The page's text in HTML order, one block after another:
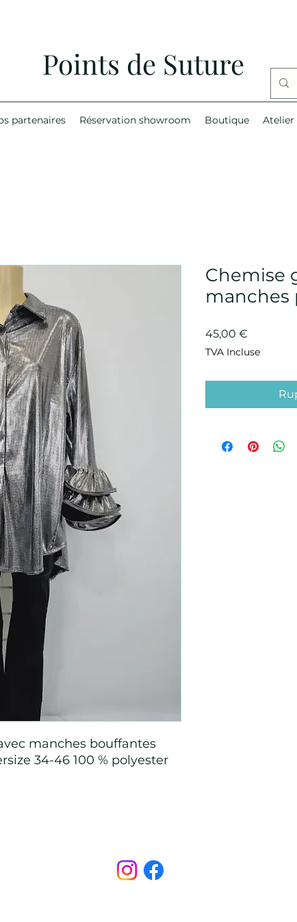
Points de Suture
partenaires Réservation showroom Boutique Atelier
manches bouffantes
34-46 100 % polyester
Chemise
manches
45,00 €
TVA Incluse